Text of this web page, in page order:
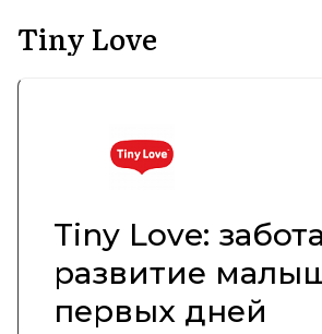
Tiny Love
Tiny Love:
развитие
первых дней